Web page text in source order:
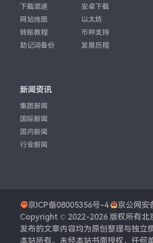
下载渠道
网站地图
转账教程
助记词备份
安卓下载
以太坊
币种支持
发展历程
新闻资讯
集团新闻
国际新闻
国内新闻
行业新闻
京ICP备08005356号-4
京公网安
Copyright © 2022-2026 版权所有北
发布的文章内容均为原创整理与独立
本站所有。未经本站书面授权，任何